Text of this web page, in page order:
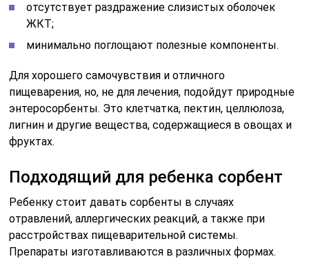
отсутствует раздражение слизистых оболочек
ЖКТ;
минимально поглощают полезные компоненты.
Для хорошего самочувствия и отличного
пищеварения, но, не для лечения, подойдут природные
энтеросорбенты. Это клетчатка, пектин, целлюлоза,
лигнин и другие вещества, содержащиеся в овощах и
фруктах.
Подходящий для ребенка сорбент
Ребенку стоит давать сорбенты в случаях
отравлений, аллергических реакций, а также при
расстройствах пищеварительной системы.
Препараты изготавливаются в различных формах.